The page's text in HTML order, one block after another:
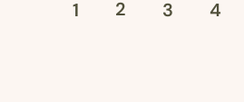
1 2 3 4